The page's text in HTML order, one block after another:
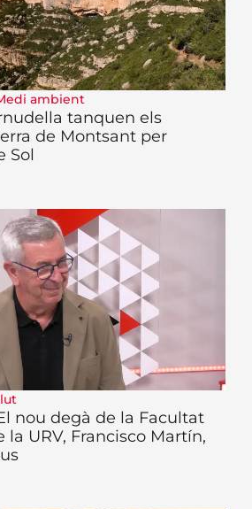
ambient
tanquen els
de Montsant per
Sol
nou degà de la Facultat
URV, Francisco Martín,